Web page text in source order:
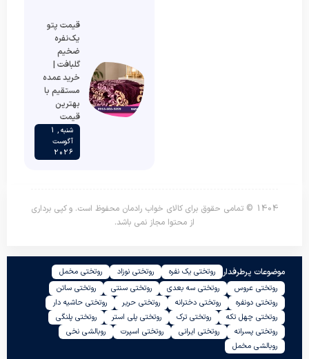
قیمت پتو
یک‌نفره
ضخیم
گلبافت |
خرید عمده
مستقیم با
بهترین
قیمت
شنبه , 1
آگوست
2026
1404 © تمامی حقوق برای کالای خواب رادمان محفوظ است. و کپی برداری
از محتوا مجاز نمی باشد.
موضوعات پرطرفدار روتختی یک نفره روتختی نوزاد
روتختی مخمل
روتختی عروس
روتختی سه بعدی روتختی سنتی
روتختی ساتن
روتختی دونفره
روتختی دخترانه روتختی حریر
روتختی حاشیه دار
روتختی چهل تکه
روتختی ترک روتختی پلی استر
روتختی پلنگی
روتختی پسرانه
روتختی ایرانی روتختی اسپرت
روبالشی نخی
روبالشی مخمل